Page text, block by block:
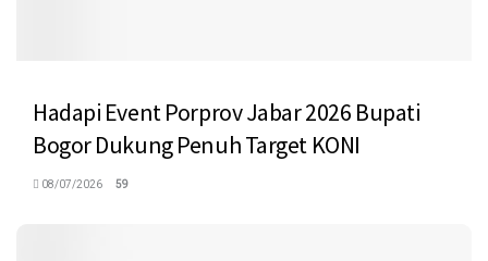
Hadapi Event Porprov Jabar 2026 Bupati
Bogor Dukung Penuh Target KONI
08/07/2026 59